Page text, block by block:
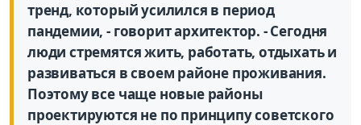
тренд, который усилился в период
пандемии, - говорит архитектор. - Сегодня
люди стремятся жить, работать, отдыхать и
развиваться в своем районе проживания.
Поэтому все чаще новые районы
проектируются не по принципу советского